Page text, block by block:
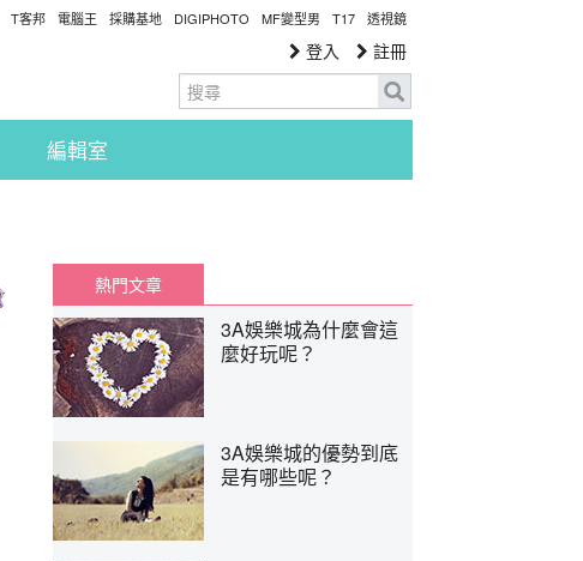
T客邦 電腦王 採購基地 DIGIPHOTO MF變型男 T17 透視鏡
登入 註冊
編輯室
熱門文章
3A娛樂城為什麼會這
麼好玩呢？
3A娛樂城的優勢到底
是有哪些呢？